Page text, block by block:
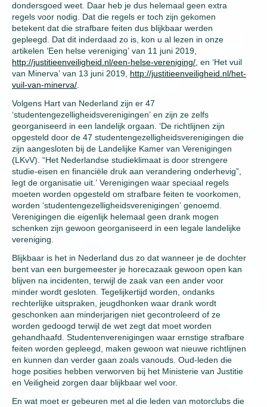
dondersgoed weet. Daar heb je dus helemaal geen extra
regels voor nodig. Dat die regels er toch zijn gekomen
betekent dat die strafbare feiten dus blijkbaar werden
gepleegd. Dat dit inderdaad zo is, kon u al lezen in onze
artikelen ‘Een helse vereniging’ van 11 juni 2019,
http://justitieenveiligheid.nl/een-helse-vereniging/ , en ‘Het vuil
van Minerva’ van 13 juni 2019, http://justitieenveiligheid.nl/het-
vuil-van-minerva/
Volgens Hart van Nederland zijn er 47
‘studentengezelligheidsverenigingen’ en zijn ze zelfs
georganiseerd in een landelijk orgaan. ‘De richtlijnen zijn
opgesteld door de 47 studentengezelligheidsverenigingen die
zijn aangesloten bij de Landelijke Kamer van Verenigingen
(LKvV). “Het Nederlandse studieklimaat is door strengere
studie-eisen en financiële druk aan verandering onderhevig”,
legt de organisatie uit.’ Verenigingen waar speciaal regels
moeten worden opgesteld om strafbare feiten te voorkomen,
worden ‘studentengezelligheidsverenigingen’ genoemd.
Verenigingen die eigenlijk helemaal geen drank mogen
schenken zijn gewoon georganiseerd in een legale landelijke
vereniging.
Blijkbaar is het in Nederland dus zo dat wanneer je de dochter
bent van een burgemeester je horecazaak gewoon open kan
blijven na incidenten, terwijl de zaak van een ander voor
minder wordt gesloten. Tegelijkertijd worden, ondanks
rechterlijke uitspraken, jeugdhonken waar drank wordt
geschonken aan minderjarigen niet gecontroleerd of ze
worden gedoogd terwijl de wet zegt dat moet worden
gehandhaafd. Studentenverenigingen waar ernstige strafbare
feiten worden gepleegd, maken gewoon wat nieuwe richtlijnen
en kunnen dan verder gaan zoals vanouds. Oud-leden die
hoge posities hebben verworven bij het Ministerie van Justitie
en Veiligheid zorgen daar blijkbaar wel voor.
En wat moet er gebeuren met al die leden van motorclubs die